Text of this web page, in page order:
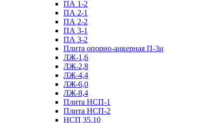
ПА 1-2
ПА 2-1
ПА 2-2
ПА 3-1
ПА 3-2
Плита опорно-анкерная П-3и
ЛЖ-1,6
ЛЖ-2,8
ЛЖ-4,4
ЛЖ-6,0
ЛЖ-8,4
Плита НСП-1
Плита НСП-2
НСП 35.10